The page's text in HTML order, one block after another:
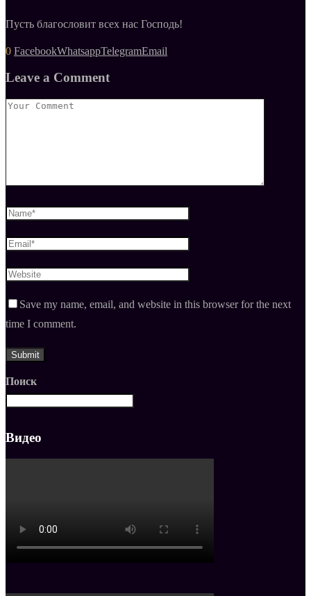
Пусть благословит всех нас Господь!
0 FacebookWhatsappTelegramEmail
Leave a Comment
Save my name, email, and website in this browser for the next
time I comment.
Поиск
Видео